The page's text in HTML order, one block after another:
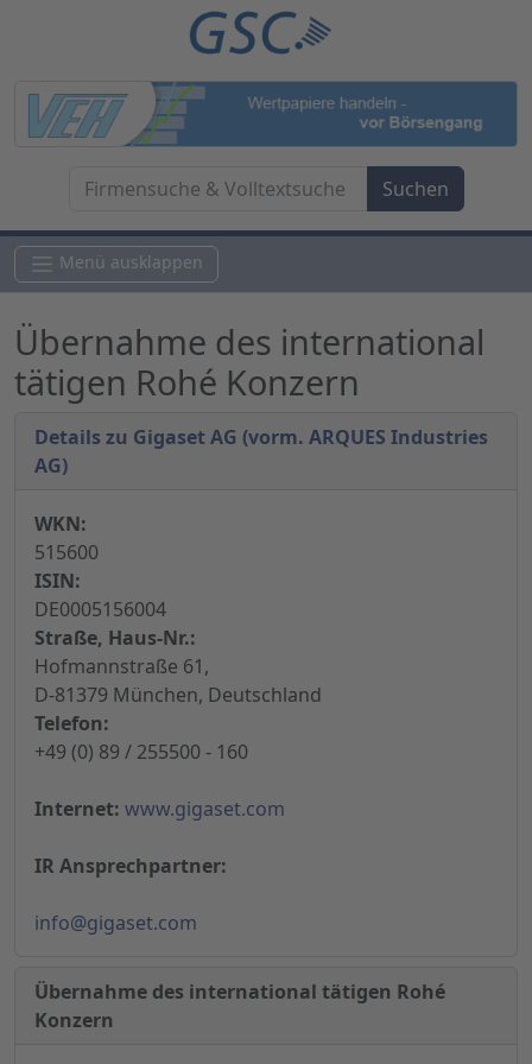
Menü ausklappen
Übernahme des international
tätigen Rohé Konzern
Details zu Gigaset AG (vorm. ARQUES Industries
AG)
WKN:
515600
ISIN:
DE0005156004
Straße, Haus-Nr.:
Hofmannstraße 61,
D-81379 München, Deutschland
Telefon:
+49 (0) 89 / 255500 - 160
Internet: www.gigaset.com
IR Ansprechpartner:
info@gigaset.com
Übernahme des international tätigen Rohé
Konzern